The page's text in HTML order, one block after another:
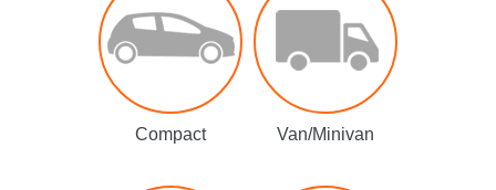
Compact Van/Minivan